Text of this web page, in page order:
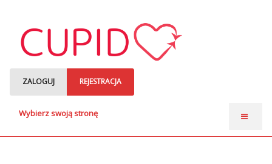
ZALOGUJ REJESTRACJA
Wybierz swoją stronę
Strona główna